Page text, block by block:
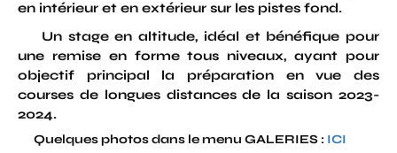
en intérieur et en extérieur sur les pistes fond.
Un stage en altitude, idéal et bénéfique pour
une remise en forme tous niveaux, ayant pour
objectif principal la préparation en vue des
courses de longues distances de la saison 2023-
2024.
Quelques photos dans le menu GALERIES : ICI